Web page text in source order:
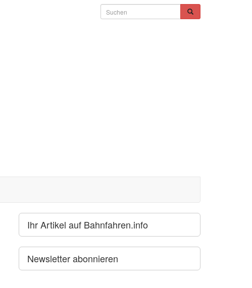
Ihr Artikel auf Bahnfahren.info
Newsletter abonnieren